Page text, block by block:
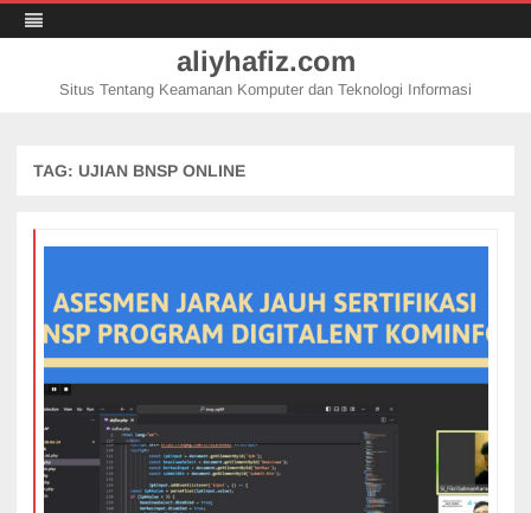
aliyhafiz.com
Situs Tentang Keamanan Komputer dan Teknologi Informasi
TAG: UJIAN BNSP ONLINE